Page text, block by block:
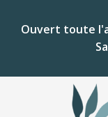
Ouvert toute